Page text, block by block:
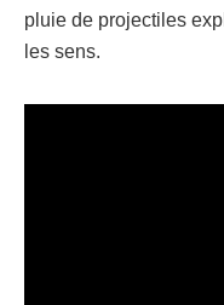
pluie de projectiles
les sens.